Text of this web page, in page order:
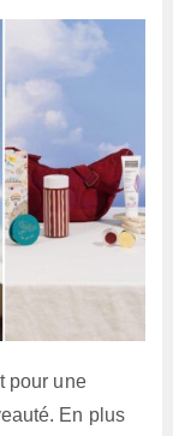
pour une
En plus